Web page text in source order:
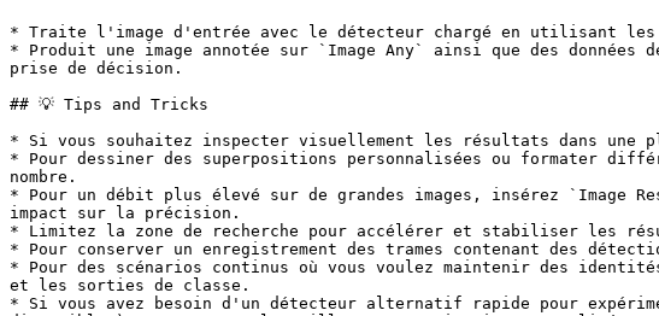
* Traite l'image d'entrée avec le détecteur chargé en utilisant
* Produit une image annotée sur `Image Any` ainsi que des
prise de décision.
## 💡 Tips and Tricks
* Si vous souhaitez inspecter visuellement les résultats dans une
* Pour dessiner des superpositions personnalisées ou formater
nombre.
* Pour un débit plus élevé sur de grandes images, insérez
impact sur la précision.
* Limitez la zone de recherche pour accélérer et stabiliser les
* Pour conserver un enregistrement des trames contenant des
* Pour des scénarios continus où vous voulez maintenir des
et les sorties de classe.
* Si vous avez besoin d'un détecteur alternatif rapide pour